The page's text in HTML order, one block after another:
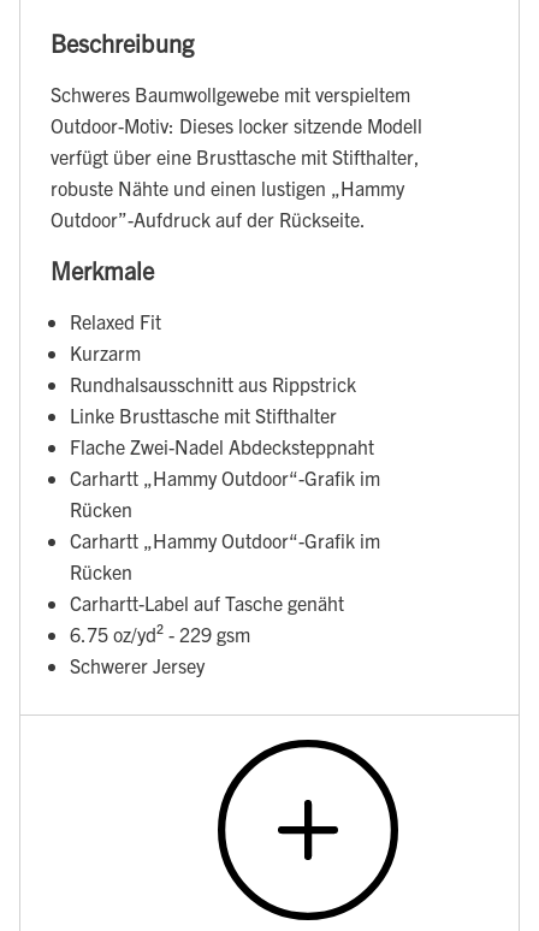
Beschreibung
Schweres Baumwollgewebe mit verspieltem
Outdoor-Motiv: Dieses locker sitzende Modell
verfügt über eine Brusttasche mit Stifthalter,
robuste Nähte und einen lustigen „Hammy
Outdoor”-Aufdruck auf der Rückseite.
Merkmale
Relaxed Fit
Kurzarm
Rundhalsausschnitt aus Rippstrick
Linke Brusttasche mit Stifthalter
Flache Zwei-Nadel Abdecksteppnaht
Carhartt „Hammy Outdoor“-Grafik im
Rücken
Carhartt „Hammy Outdoor“-Grafik im
Rücken
Carhartt-Label auf Tasche genäht
6.75 oz/yd² - 229 gsm
Schwerer Jersey